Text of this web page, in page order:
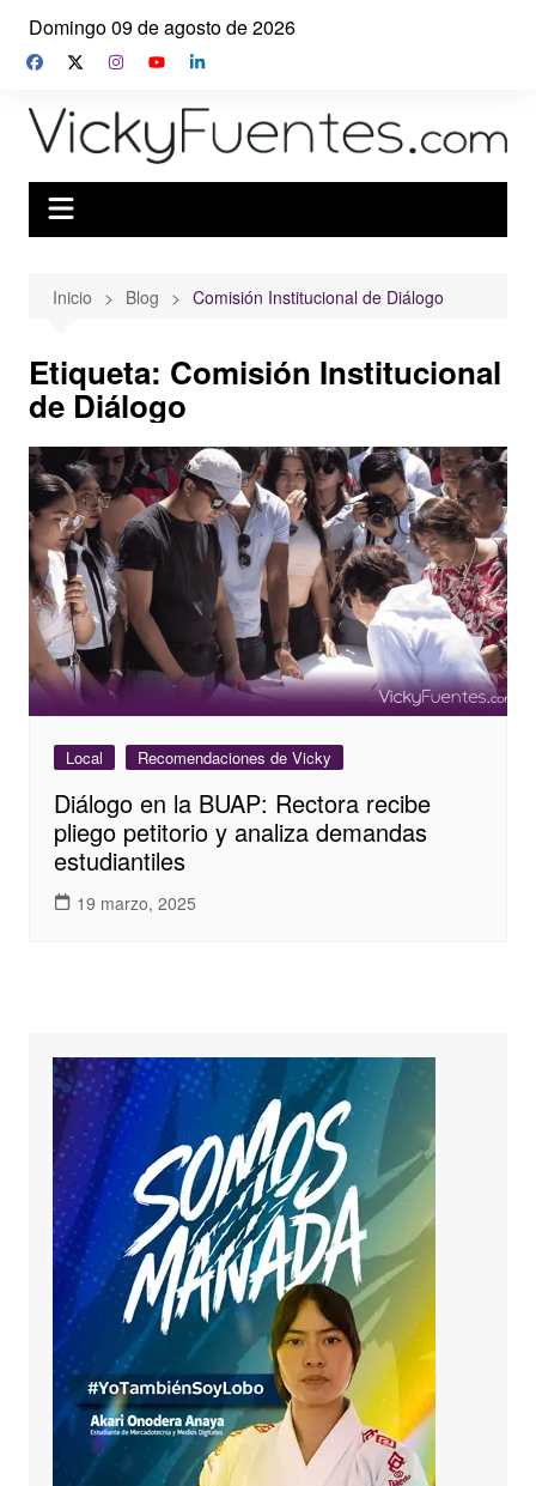
Saltar
contenido
Domingo 09 de agosto de 2026
Inicio Blog Comisión Institucional de Diálogo
Etiqueta: Comisión Institucional
de Diálogo
Local Recomendaciones de Vicky
Diálogo en la BUAP: Rectora recibe
pliego petitorio y analiza demandas
estudiantiles
19 marzo, 2025